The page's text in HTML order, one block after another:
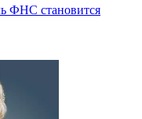
ФНС становится